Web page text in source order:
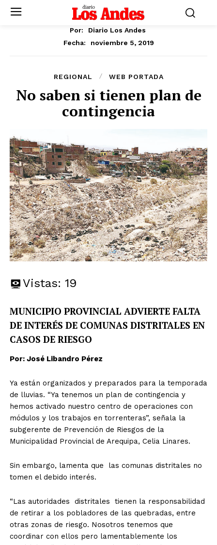
Por:
Diario Los Andes
Fecha:
noviembre 5, 2019
REGIONAL WEB PORTADA
No saben si tienen plan de
contingencia
Vistas: 19
MUNICIPIO PROVINCIAL ADVIERTE FALTA
DE INTERÉS DE COMUNAS DISTRITALES EN
CASOS DE RIESGO
Por: José Libandro Pérez
Ya están organizados y preparados para la temporada
de lluvias. “Ya tenemos un plan de contingencia y
hemos activado nuestro centro de operaciones con
módulos y los trabajos en torrenteras”, señala la
subgerente de Prevención de Riesgos de la
Municipalidad Provincial de Arequipa, Celia Linares.
Sin embargo, lamenta que las comunas distritales no
tomen el debido interés.
“Las autoridades distritales tienen la responsabilidad
de retirar a los pobladores de las quebradas, entre
otras zonas de riesgo. Nosotros tenemos que
coordinar con ellos pero lamentablemente los